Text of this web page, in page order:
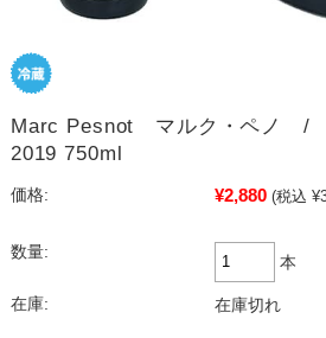
Marc Pesnot マルク・ペノ /
2019 750ml
価格: ¥2,880 (税込
数量:
本
在庫: 在庫切れ